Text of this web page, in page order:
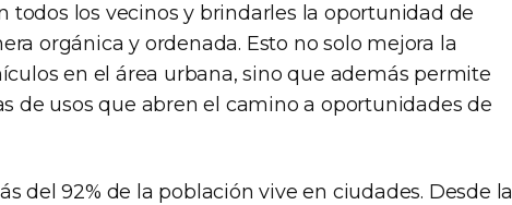
todos los vecinos y brindarles la oportunidad de
orgánica y ordenada. Esto no solo mejora la
en el área urbana, sino que además permite
de usos que abren el camino a oportunidades de
del 92% de la población vive en ciudades. Desde la